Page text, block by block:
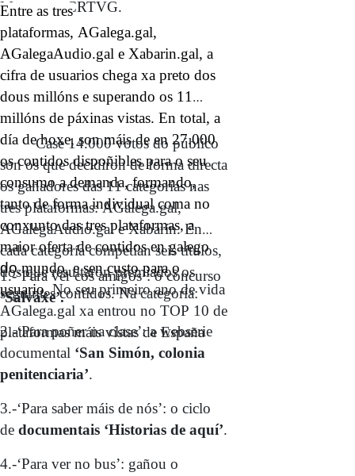
Marcos na CRTVG.
Entre as tres
plataformas, AGalega.gal,
AGalegaAudio.gal e Xabarin.gal, a
cifra de usuarios chega xa preto dos
dous millóns e superando os 11
millóns de páxinas vistas. En total, a
día de hoxe, son máis de en 27.000
os contidos dispoñibles para o seu
consumo a demanda, formando,
tanto de forma individual coma no
conxunto das tres plataformas, a
maior oferta de contidos en galego
domundo, e sen custo para o
usuario.No seu primeiro ano de vida
AGalega.gal xa entrou no TOP 10 de
plataformas máis vistas de España
Case 14.000 votos do público
son os que decidiron de forma directa
os gañadores das 11 categorías nas
tres plataformas: AGalega.gal,
AGalegaAudio.gal e Xabarín. En
cada categoría competían seis títulos,
dos que resultaron premiados os
seguintes contidos. Na categoría:
1.-‘Para ver cos amigos’: o concurso
‘Salvaxe’.
2.-‘Para poñer na clase’: a webserie
documental ‘San Simón, colonia
penitenciaria’.
3.-‘Para saber máis de nós’: o ciclo
de documentais ‘Historias de aquí’.
4.-‘Para ver no bus’: gañou o